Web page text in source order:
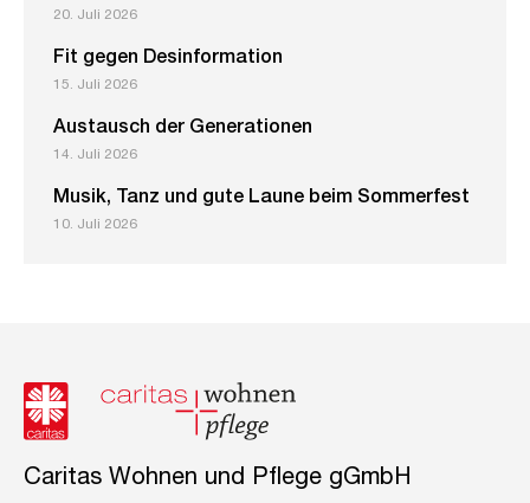
20. Juli 2026
Fit gegen Desinformation
15. Juli 2026
Austausch der Generationen
14. Juli 2026
Musik, Tanz und gute Laune beim Sommerfest
10. Juli 2026
Caritas Wohnen und Pflege gGmbH